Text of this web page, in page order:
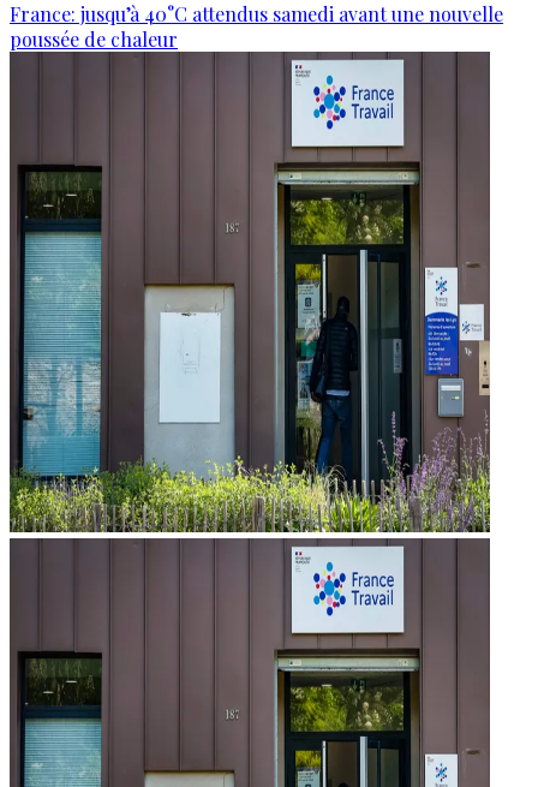
France: jusqu’à 40°C attendus samedi avant une nouvelle
poussée de chaleur